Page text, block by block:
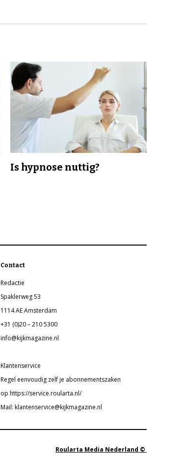
Is hypnose nuttig?
Contact
Redactie
Spaklerweg 53
1114 AE Amsterdam
+31 (0)20 – 210 5300
info@kijkmagazine.nl
Klantenservice
Regel eenvoudig zelf je abonnementszaken
op https://service.roularta.nl/
Mail: klantenservice@kijkmagazine.nl
Roularta Media Nederland ©